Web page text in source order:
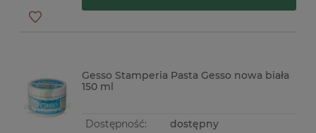
Gesso Stamperia Pasta Gesso nowa biała
150 ml
Dostępność: dostępny